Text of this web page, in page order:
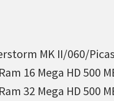
MK II/060/
16 Mega HD 500
32 Mega HD 500